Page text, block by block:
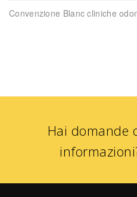
Convenzione Blanc cliniche
Hai domande